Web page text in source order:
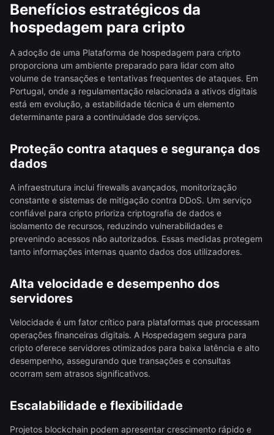
Benefícios estratégicos da
hospedagem para cripto
A adoção de uma Plataforma de hospedagem para cripto
proporciona um ambiente preparado para lidar com alto
volume de transações e tentativas frequentes de ataques. Em
Portugal, onde a regulamentação relacionada a ativos digitais
está em evolução, a estabilidade técnica é um elemento
determinante para a continuidade dos serviços.
Proteção contra ataques e segurança dos
dados
A infraestrutura inclui firewalls avançados, monitorização
constante e sistemas de mitigação contra DDoS. Um serviço
confiável para cripto prioriza criptografia de dados e
isolamento de recursos, reduzindo vulnerabilidades e
prevenindo acessos não autorizados. Essas medidas protegem
tanto informações internas quanto dados dos utilizadores.
Alta velocidade e desempenho dos
servidores
Velocidade é um fator crítico para plataformas que processam
operações financeiras digitais. A Hospedagem segura para
cripto oferece servidores otimizados para baixa latência e alto
desempenho, assegurando que transações e consultas
ocorram sem atrasos significativos.
Escalabilidade e flexibilidade
Projetos blockchain podem apresentar crescimento rápido e